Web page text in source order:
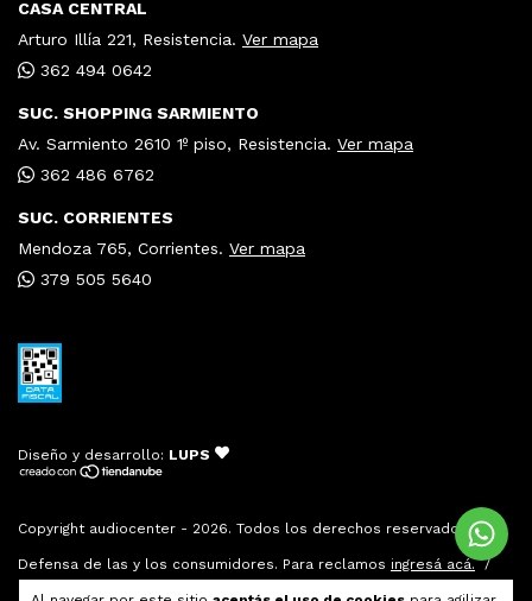
CASA CENTRAL
Arturo Illía 221, Resistencia. Ver mapa
362 494 0642
SUC. SHOPPING SARMIENTO
Av. Sarmiento 2610 1º piso, Resistencia. Ver mapa
362 486 6762
SUC. CORRIENTES
Mendoza 765, Corrientes. Ver mapa
379 505 5640
Diseño y desarrollo: LUPS
Copyright audiocenter - 2026. Todos los derechos reservados.
Defensa de las y los consumidores. Para reclamos ingresá acá. /
Botón de arrepentimiento